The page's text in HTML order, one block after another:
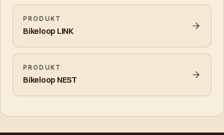
PRODUKT
Bikeloop LINK
PRODUKT
Bikeloop NEST